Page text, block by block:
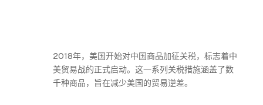
2018年，美国开始对中国商品加征关税，标志着中
美贸易战的正式启动。这一系列关税措施涵盖了数
千种商品，旨在减少美国的贸易逆差。